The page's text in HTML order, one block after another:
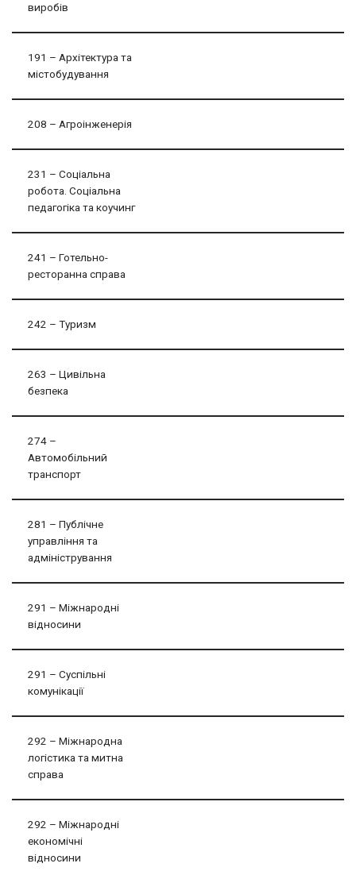
виробів
191 – Архітектура та
містобудування
208 – Агроінженерія
231 – Соціальна
робота. Соціальна
педагогіка та коучинг
241 – Готельно-
ресторанна справа
242 – Туризм
263 – Цивільна
безпека
274 –
Автомобільний
транспорт
281 – Публічне
управління та
адміністрування
291 – Міжнародні
відносини
291 – Суспільні
комунікації
292 – Міжнародна
логістика та митна
справа
292 – Міжнародні
економічні
відносини